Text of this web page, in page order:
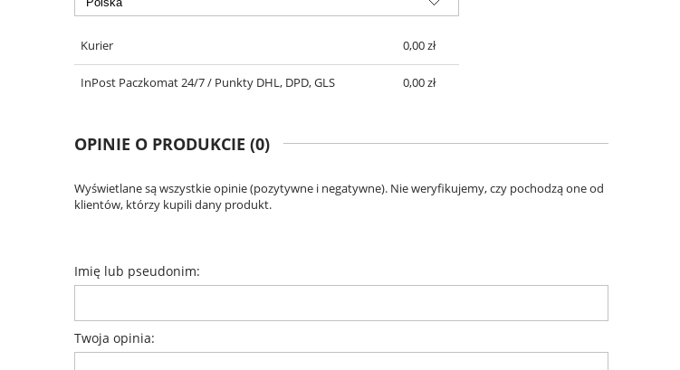
Kurier 0,00 zł
InPost Paczkomat 24/7 / Punkty DHL, DPD, GLS 0,00 zł
OPINIE O PRODUKCIE (0)
Wyświetlane są wszystkie opinie (pozytywne i negatywne). Nie weryfikujemy, czy pochodzą one od
klientów, którzy kupili dany produkt.
Imię lub pseudonim:
Twoja opinia: